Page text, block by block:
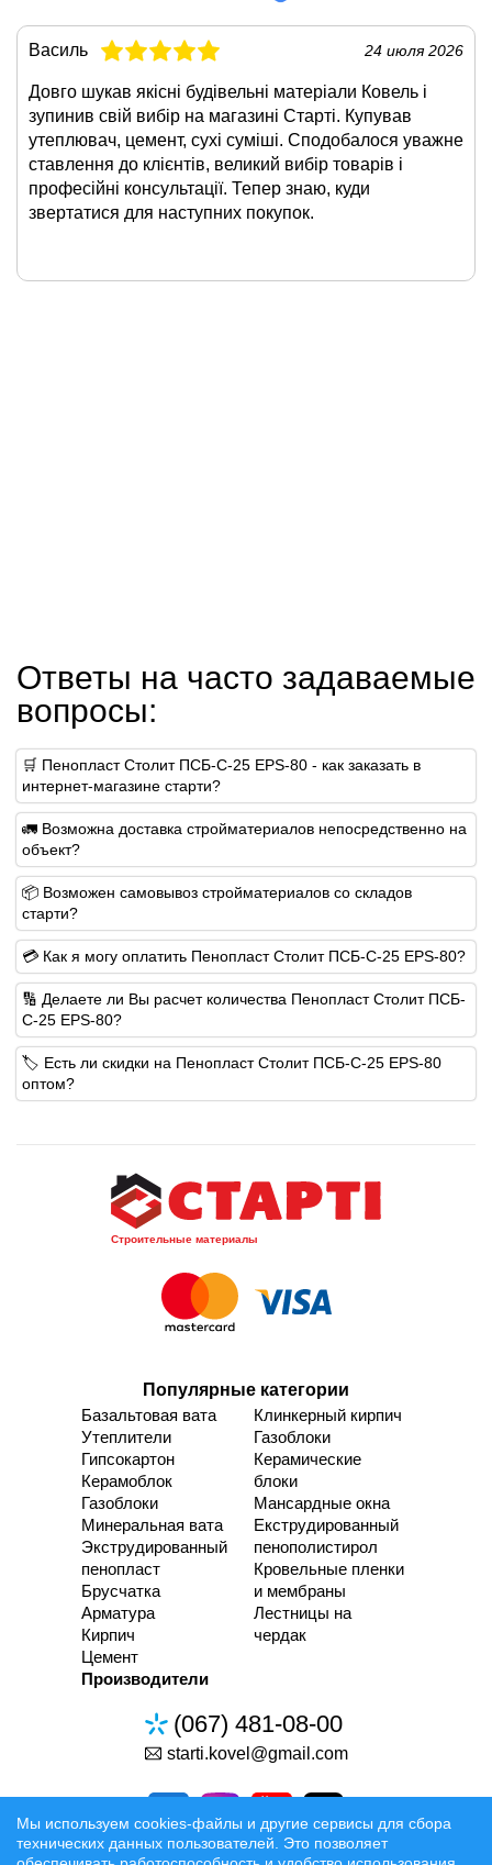
Василь 24 июля 2026
Довго шукав якісні будівельні матеріали Ковель і
зупинив свій вибір на магазині Старті. Купував
утеплювач, цемент, сухі суміші. Сподобалося уважне
ставлення до клієнтів, великий вибір товарів і
професійні консультації. Тепер знаю, куди
звертатися для наступних покупок.
Ответы на часто задаваемые
вопросы:
🛒 Пенопласт Столит ПСБ-С-25 EPS-80 - как заказать в
интернет-магазине старти?
🚛 Возможна доставка стройматериалов непосредственно на
объект?
📦 Возможен самовывоз стройматериалов со складов
старти?
💳 Как я могу оплатить Пенопласт Столит ПСБ-С-25 EPS-80?
🔢 Делаете ли Вы расчет количества Пенопласт Столит ПСБ-
С-25 EPS-80?
🏷️ Есть ли скидки на Пенопласт Столит ПСБ-С-25 EPS-80
оптом?
Строительные материалы
Популярные категории
Базальтовая вата
Утеплители
Гипсокартон
Керамоблок
Газоблоки
Минеральная вата
Экструдированный
пенопласт
Брусчатка
Арматура
Кирпич
Цемент
Клинкерный кирпич
Газоблоки
Керамические
блоки
Мансардные окна
Екструдированный
пенополистирол
Кровельные пленки
и мембраны
Лестницы на
чердак
Производители
(067) 481-08-00
starti.kovel@gmail.com
Мы используем cookies-файлы и другие сервисы для сбора
технических данных пользователей. Это позволяет